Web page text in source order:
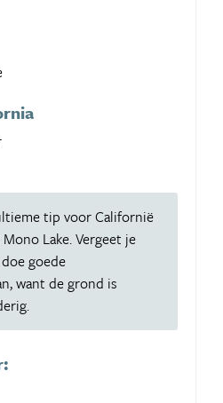
tip voor Californië
Lake. Vergeet je
goede
want de grond is